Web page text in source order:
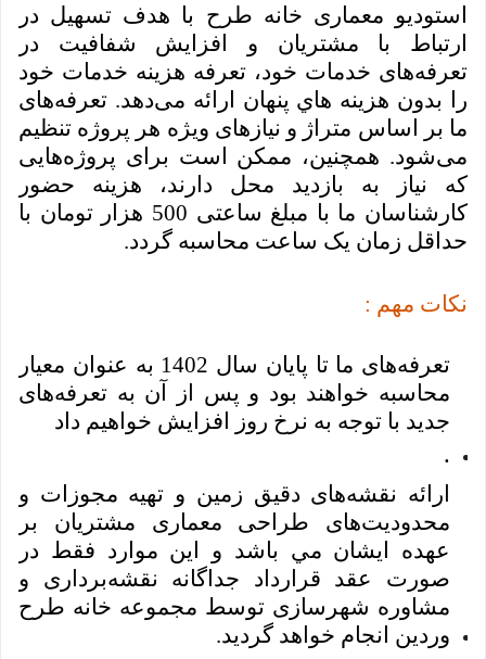
استودیو معماری خانه طرح با هدف تسهیل در
ارتباط با مشتریان و افزایش شفافیت در
تعرفه‌های خدمات خود، تعرفه هزینه خدمات خود
را بدون هزینه هاي پنهان ارائه می‌دهد. تعرفه‌های
ما بر اساس متراژ و نیازهای ویژه هر پروژه تنظیم
می‌شود. همچنین، ممکن است برای پروژه‌هایی
که نیاز به بازدید محل دارند، هزینه حضور
کارشناسان ما با مبلغ ساعتی 500 هزار تومان با
حداقل زمان یک ساعت محاسبه گردد.
نکات مهم :
تعرفه‌های ما تا پایان سال 1402 به عنوان معیار
محاسبه خواهند بود و پس از آن به تعرفه‌های
جدید با توجه به نرخ روز افزایش خواهیم داد
.
ارائه نقشه‌های دقيق زمین و تهیه مجوزات و
محدودیت‌های طراحی معماری مشتریان بر
عهده ايشان مي باشد و این موارد فقط در
صورت عقد قرارداد جداگانه نقشه‌برداری و
مشاوره شهرسازی توسط مجموعه خانه طرح
وردين انجام خواهد گرديد.